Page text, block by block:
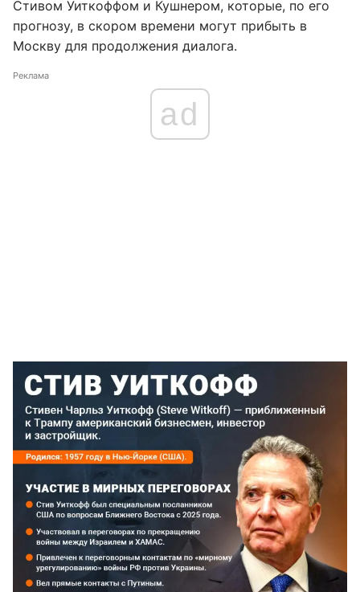
Стивом Уиткоффом и Кушнером, которые, по его
прогнозу, в скором времени могут прибыть в
Москву для продолжения диалога.
Реклама
ad